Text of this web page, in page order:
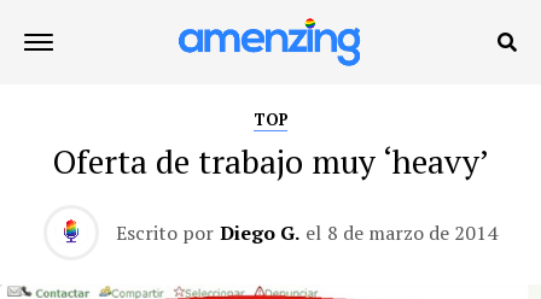
TOP
Oferta de trabajo muy ‘heavy’
Escrito por Diego G. el 8 de marzo de 2014